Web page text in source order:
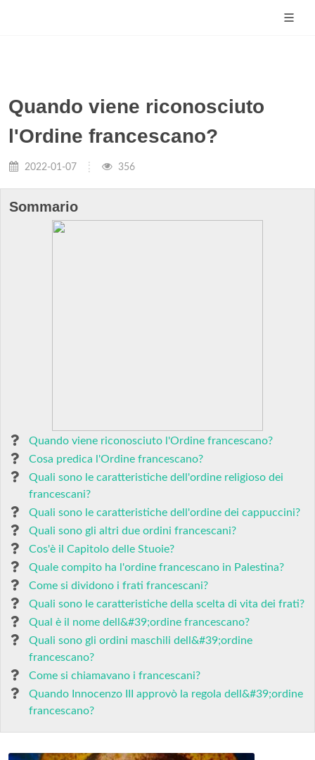
Quando viene riconosciuto
l'Ordine francescano?
2022-01-07 356
Sommario
Quando viene riconosciuto l'Ordine francescano?
Cosa predica l'Ordine francescano?
Quali sono le caratteristiche dell'ordine religioso dei
francescani?
Quali sono le caratteristiche dell'ordine dei cappuccini?
Quali sono gli altri due ordini francescani?
Cos'è il Capitolo delle Stuoie?
Quale compito ha l'ordine francescano in Palestina?
Come si dividono i frati francescani?
Quali sono le caratteristiche della scelta di vita dei frati?
Qual è il nome dell&#39;ordine francescano?
Quali sono gli ordini maschili dell&#39;ordine
francescano?
Come si chiamavano i francescani?
Quando Innocenzo III approvò la regola dell&#39;ordine
francescano?